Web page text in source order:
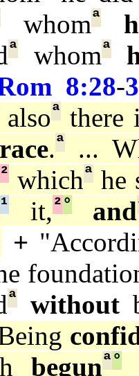
whomª
ª whomª
8:28-
alsoª there
.ª
...
² whichª he
¹ it,²° and
+
ª without
begunª°